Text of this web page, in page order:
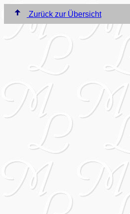
Zurück zur Übersicht